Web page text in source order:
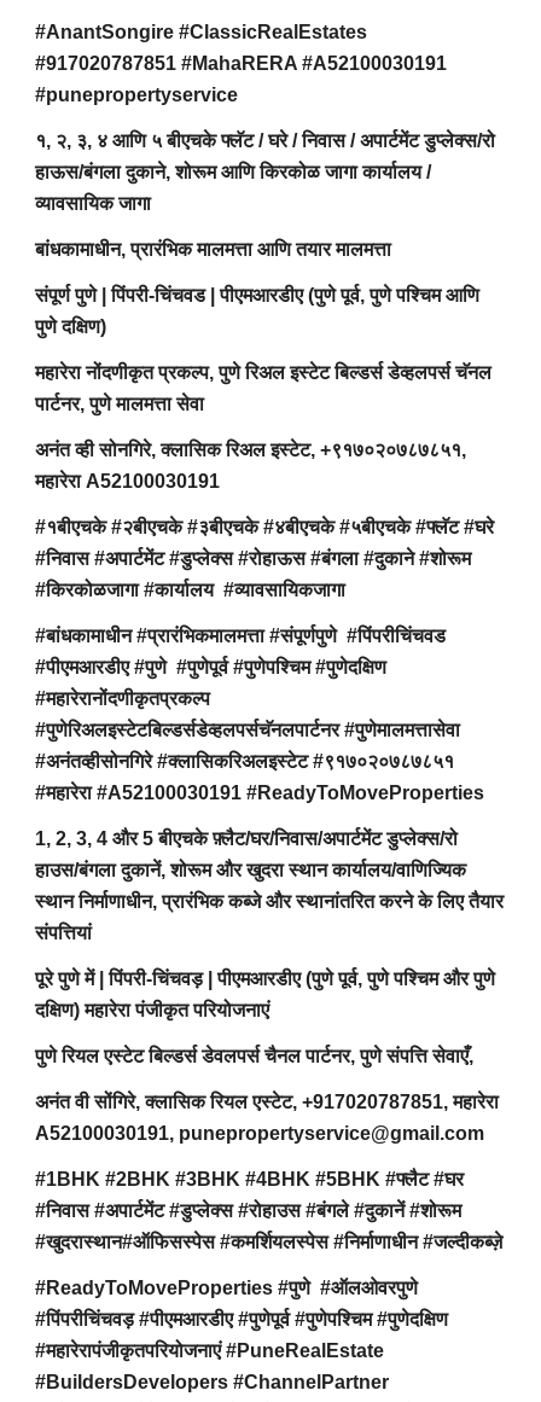
#AnantSongire #ClassicRealEstates
#917020787851 #MahaRERA #A52100030191
#punepropertyservice
१, २, ३, ४ आणि ५ बीएचके फ्लॅट / घरे / निवास / अपार्टमेंट डुप्लेक्स/रो
हाऊस/बंगला दुकाने, शोरूम आणि किरकोळ जागा कार्यालय /
व्यावसायिक जागा
बांधकामाधीन, प्रारंभिक मालमत्ता आणि तयार मालमत्ता
संपूर्ण पुणे | पिंपरी-चिंचवड | पीएमआरडीए (पुणे पूर्व, पुणे पश्चिम आणि
पुणे दक्षिण)
महारेरा नोंदणीकृत प्रकल्प, पुणे रिअल इस्टेट बिल्डर्स डेव्हलपर्स चॅनल
पार्टनर, पुणे मालमत्ता सेवा
अनंत व्ही सोनगिरे, क्लासिक रिअल इस्टेट, +९१७०२०७८७८५१,
महारेरा A52100030191
#१बीएचके #२बीएचके #३बीएचके #४बीएचके #५बीएचके #फ्लॅट #घरे
#निवास #अपार्टमेंट #डुप्लेक्स #रोहाऊस #बंगला #दुकाने #शोरूम
#किरकोळजागा #कार्यालय #व्यावसायिकजागा
#बांधकामाधीन #प्रारंभिकमालमत्ता #संपूर्णपुणे #पिंपरीचिंचवड
#पीएमआरडीए #पुणे #पुणेपूर्व #पुणेपश्चिम #पुणेदक्षिण
#महारेरानोंदणीकृतप्रकल्प
#पुणेरिअलइस्टेटबिल्डर्सडेव्हलपर्सचॅनलपार्टनर #पुणेमालमत्तासेवा
#अनंतव्हीसोनगिरे #क्लासिकरिअलइस्टेट #९१७०२०७८७८५१
#महारेरा #A52100030191 #ReadyToMoveProperties
1, 2, 3, 4 और 5 बीएचके फ़्लैट/घर/निवास/अपार्टमेंट डुप्लेक्स/रो
हाउस/बंगला दुकानें, शोरूम और खुदरा स्थान कार्यालय/वाणिज्यिक
स्थान निर्माणाधीन, प्रारंभिक कब्जे और स्थानांतरित करने के लिए तैयार
संपत्तियां
पूरे पुणे में | पिंपरी-चिंचवड़ | पीएमआरडीए (पुणे पूर्व, पुणे पश्चिम और पुणे
दक्षिण) महारेरा पंजीकृत परियोजनाएं
पुणे रियल एस्टेट बिल्डर्स डेवलपर्स चैनल पार्टनर, पुणे संपत्ति सेवाएँ,
अनंत वी सोंगिरे, क्लासिक रियल एस्टेट, +917020787851, महारेरा
A52100030191, punepropertyservice@gmail.com
#1BHK #2BHK #3BHK #4BHK #5BHK #फ्लैट #घर
#निवास #अपार्टमेंट #डुप्लेक्स #रोहाउस #बंगले #दुकानें #शोरूम
#खुदरास्थान#ऑफिसस्पेस #कमर्शियलस्पेस #निर्माणाधीन #जल्दीकब्ज़े
#ReadyToMoveProperties #पुणे #ऑलओवरपुणे
#पिंपरीचिंचवड़ #पीएमआरडीए #पुणेपूर्व #पुणेपश्चिम #पुणेदक्षिण
#महारेरापंजीकृतपरियोजनाएं #PuneRealEstate
#BuildersDevelopers #ChannelPartner